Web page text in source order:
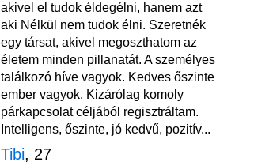
akivel el tudok éldegélni, hanem azt
aki Nélkül nem tudok élni. Szeretnék
egy társat, akivel megoszthatom az
életem minden pillanatát. A személyes
találkozó híve vagyok. Kedves őszinte
ember vagyok. Kizárólag komoly
párkapcsolat céljából regisztráltam.
Intelligens, őszinte, jó kedvű, pozitív...
Tibi, 27